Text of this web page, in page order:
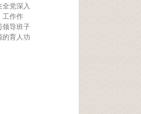
党深入
工作作
领导班子
的育人功